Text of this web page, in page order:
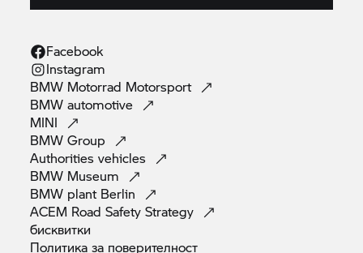
Facebook
Instagram
BMW Motorrad Motorsport
BMWautomotive
MINI
BMWGroup
Authoritiesvehicles
BMW Museum
BMW plant Berlin
ACEM Road SafetyStrategy
бисквитки
Политика за поверителност